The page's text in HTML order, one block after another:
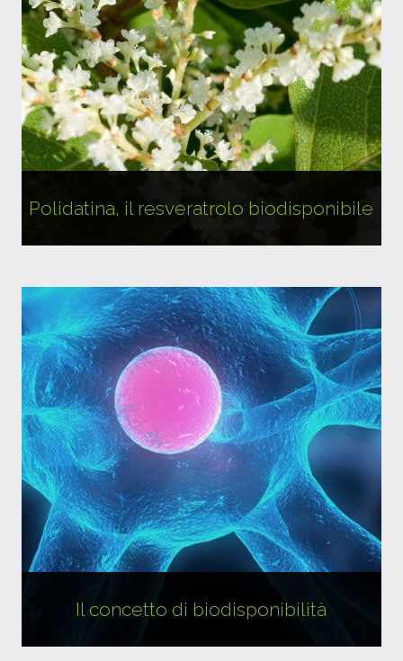
Polidatina, il resveratrolo biodisponibile
Il concetto di biodisponibilità